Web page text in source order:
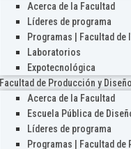
Acerca de la Facultad
Líderes de programa
Programas | Facultad de
Laboratorios
Expotecnológica
Facultad de Producción y Diseño
Acerca de la Facultad
Escuela Pública de
Líderes de programa
Programas | Facultad de